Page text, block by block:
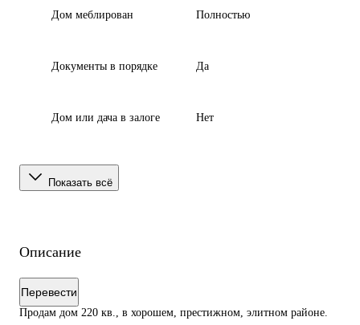
Дом меблирован Полностью
Документы в порядке Да
Дом или дача в залоге Нет
Показать всё
Описание
Перевести
Продам дом 220 кв., в хорошем, престижном, элитном районе.